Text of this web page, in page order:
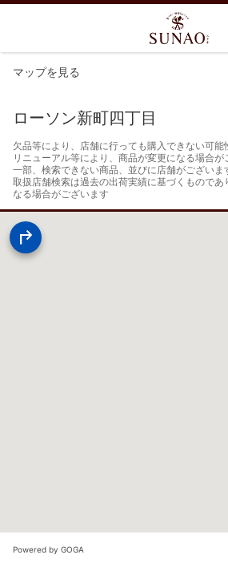
マップを見る
ローソン新町四丁目
欠品等により、店舗に行っても購入できない可能
リニューアル等により、商品が変更になる場合が
一部、検索できない商品、並びに店舗がございま
取扱店舗検索は過去の出荷実績に基づくもので
なる場合がございます
Powered by GOGA